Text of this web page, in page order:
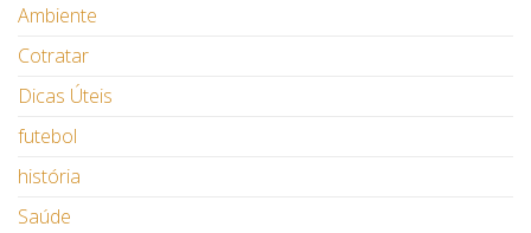
Ambiente
Cotratar
Dicas Úteis
futebol
história
Saúde